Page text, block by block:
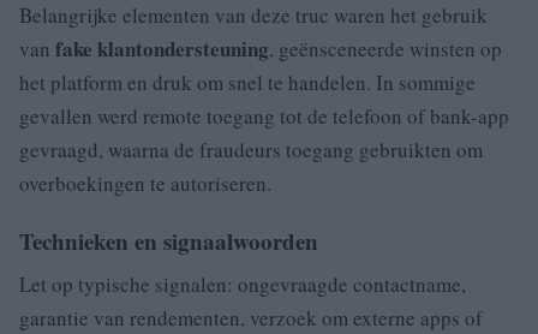
Belangrijke elementen van deze truc waren het gebruik
van fake klantondersteuning, geënsceneerde winsten op
het platform en druk om snel te handelen. In sommige
gevallen werd remote toegang tot de telefoon of bank-app
gevraagd, waarna de fraudeurs toegang gebruikten om
overboekingen te autoriseren.
Technieken en signaalwoorden
Let op typische signalen: ongevraagde contactname,
garantie van rendementen, verzoek om externe apps of